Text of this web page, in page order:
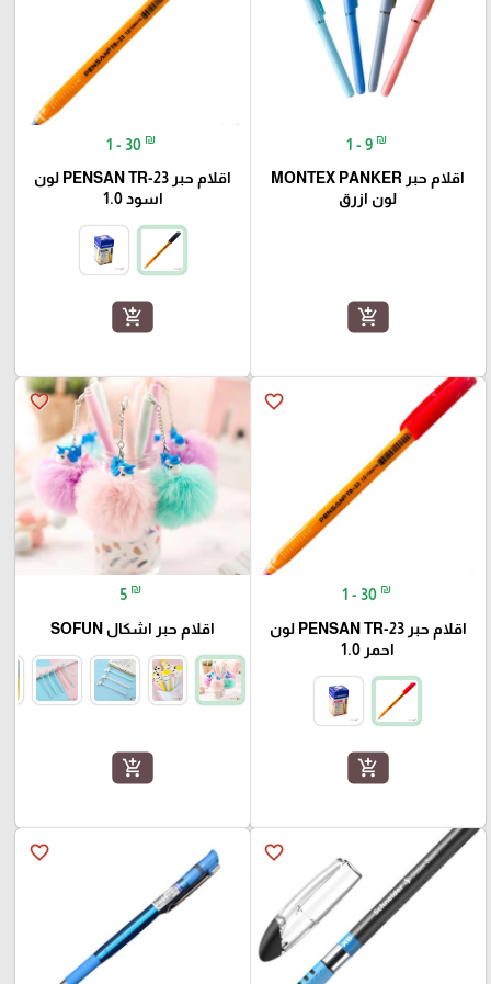
1 - 9 ₪
اقلام حبر MONTEX PANKER
لون ازرق
add_shopping_cart
1 - 30 ₪
اقلام حبر PENSAN TR-23 لون
اسود 1.0
add_shopping_cart
favorite_border
1 - 30 ₪
اقلام حبر PENSAN TR-23 لون
احمر 1.0
add_shopping_cart
favorite_border
5 ₪
اقلام حبر اشكال SOFUN
add_shopping_cart
favorite_border
favorite_border